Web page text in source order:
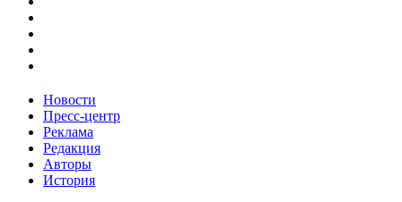
Новости
Пресс-центр
Реклама
Редакция
Авторы
История